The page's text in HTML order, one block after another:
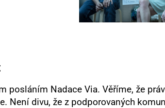
Nadace Via. Věříme, že
Není divu, že z podporovaných